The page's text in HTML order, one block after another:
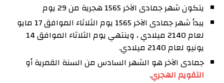
يتكون شهر جمادى الآخر 1565 هجرية من 29 يوم
يبدأ شهر جمادى الآخر 1565 يوم الثلاثاء الموافق 17 مايو
لعام 2140 ميلادي ، وينتهي يوم الثلاثاء الموافق 14
يونيو لعام 2140 ميلادي.
جمادى الآخر هو الشهر السادس من السنة القمرية أو
التقويم الهجري.